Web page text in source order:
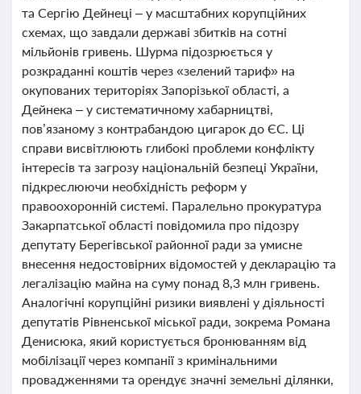
та Сергію Дейнеці – у масштабних корупційних
схемах, що завдали державі збитків на сотні
мільйонів гривень. Шурма підозрюється у
розкраданні коштів через «зелений тариф» на
окупованих територіях Запорізької області, а
Дейнека – у систематичному хабарництві,
пов’язаному з контрабандою цигарок до ЄС. Ці
справи висвітлюють глибокі проблеми конфлікту
інтересів та загрозу національній безпеці України,
підкреслюючи необхідність реформ у
правоохоронній системі. Паралельно прокуратура
Закарпатської області повідомила про підозру
депутату Берегівської районної ради за умисне
внесення недостовірних відомостей у декларацію та
легалізацію майна на суму понад 8,3 млн гривень.
Аналогічні корупційні ризики виявлені у діяльності
депутатів Рівненської міської ради, зокрема Романа
Денисюка, який користується бронюванням від
мобілізації через компанії з кримінальними
провадженнями та орендує значні земельні ділянки,